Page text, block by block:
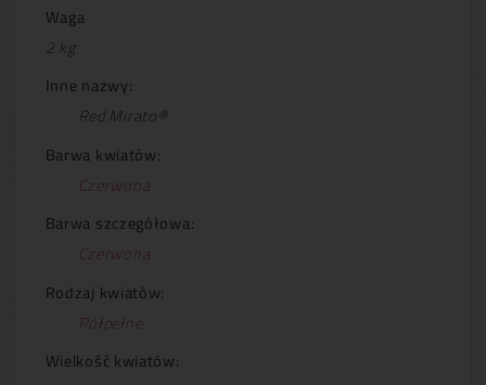
Waga
2 kg
Inne nazwy:
Red Mirato®
Barwa kwiatów:
Czerwona
Barwa szczegółowa:
Czerwona
Rodzaj kwiatów:
Półpełne
Wielkość kwiatów: